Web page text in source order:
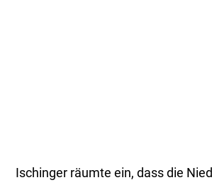
Ischinger räumte ein, dass die